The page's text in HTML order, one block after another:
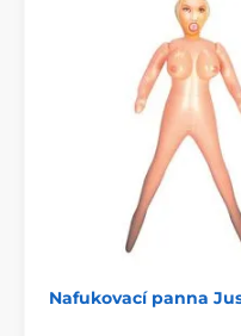
Nafukovací panna